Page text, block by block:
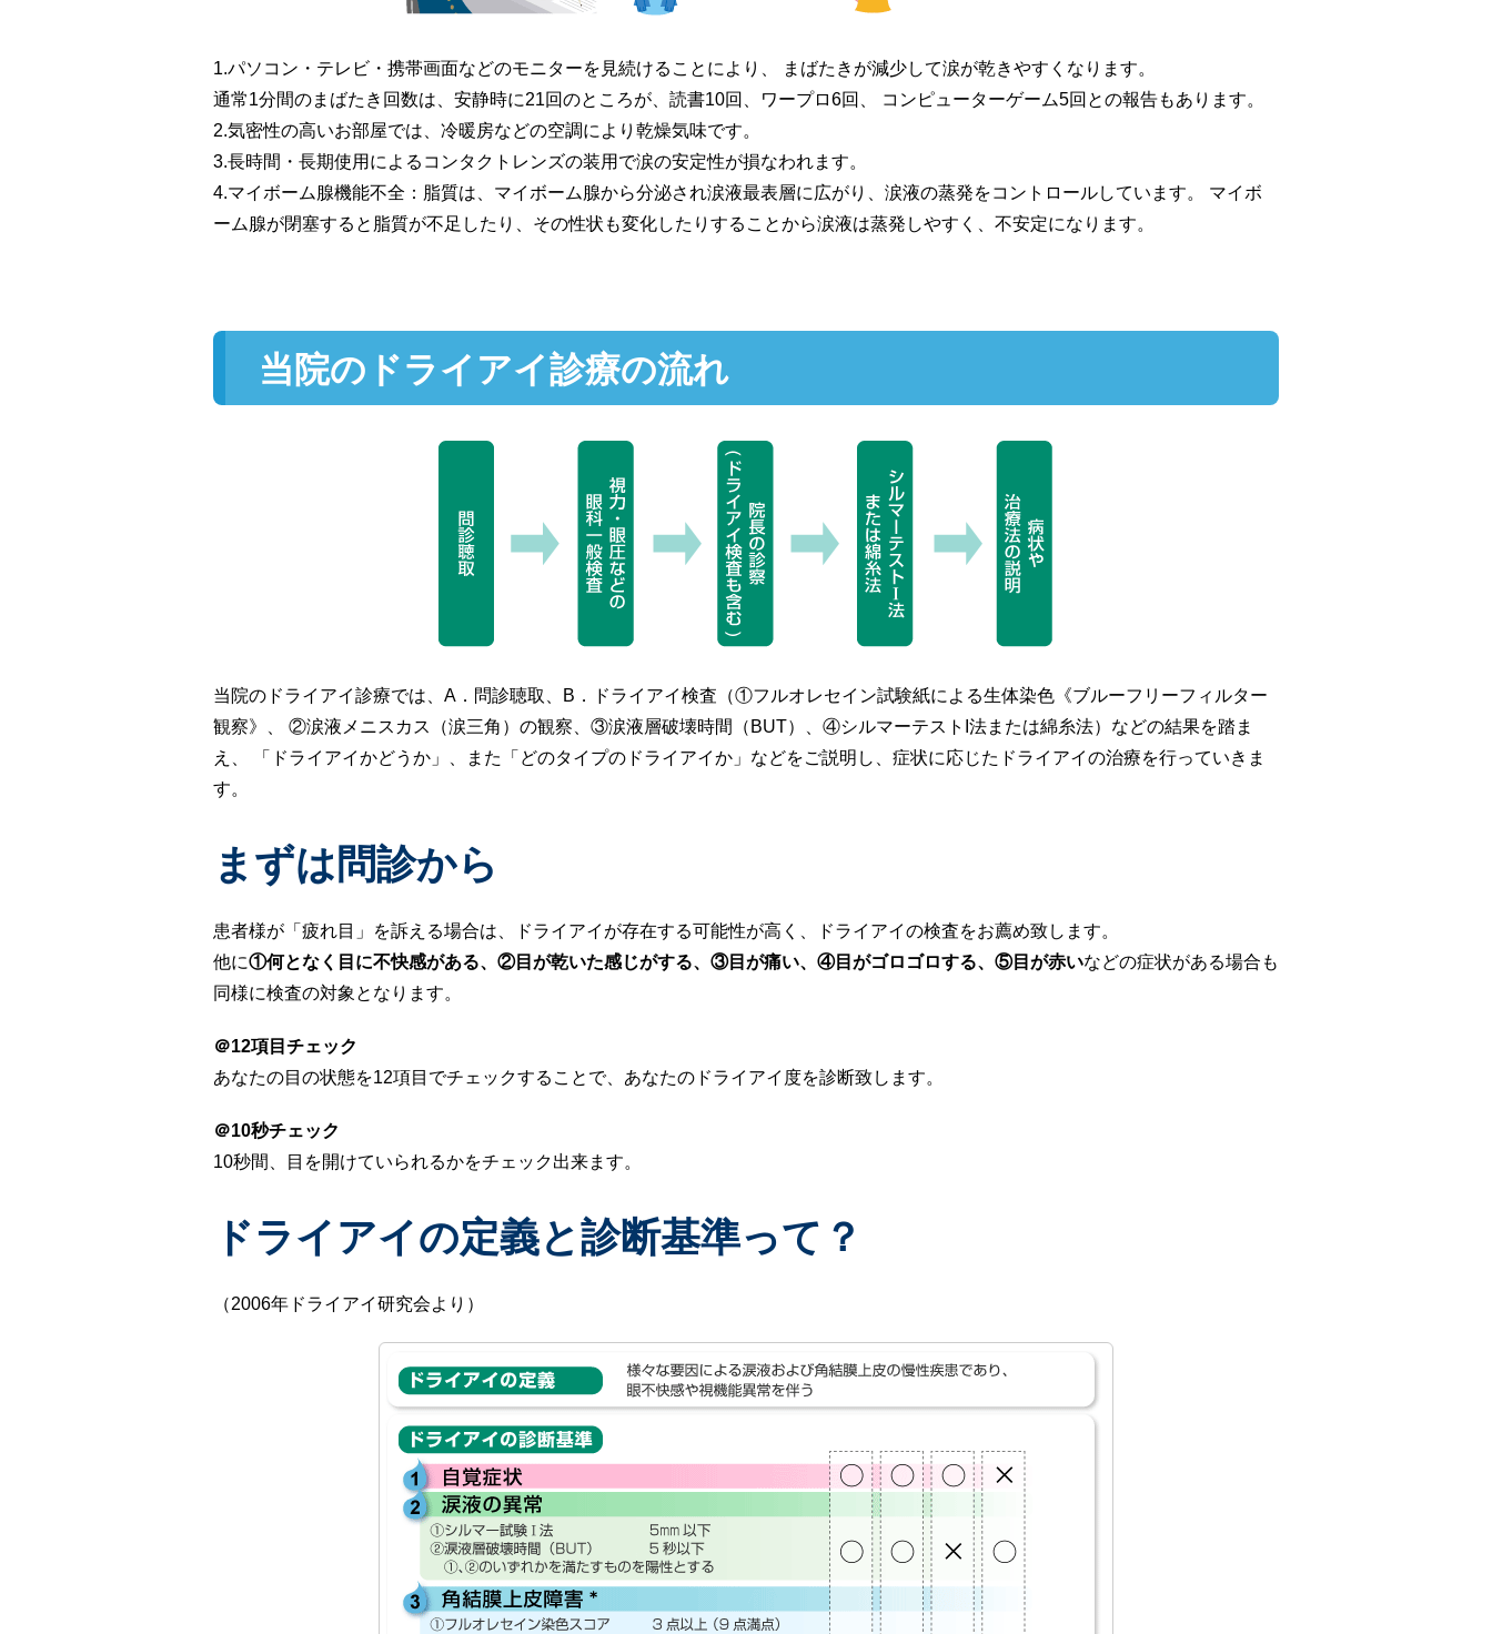
1.パソコン・テレビ・携帯画面などのモニターを見続けることにより、 まばたきが減少して涙が乾きやすくなります。
通常1分間のまばたき回数は、安静時に21回のところが、読書10回、ワープロ6回、 コンピューターゲーム5回との報告もあります。
2.気密性の高いお部屋では、冷暖房などの空調により乾燥気味です。
3.長時間・長期使用によるコンタクトレンズの装用で涙の安定性が損なわれます。
4.マイボーム腺機能不全：脂質は、マイボーム腺から分泌され涙液最表層に広がり、涙液の蒸発をコントロールしています。 マイボ
ーム腺が閉塞すると脂質が不足したり、その性状も変化したりすることから涙液は蒸発しやすく、不安定になります。
当院のドライアイ診療の流れ
当院のドライアイ診療では、A．問診聴取、B．ドライアイ検査（①フルオレセイン試験紙による生体染色《ブルーフリーフィルター
観察》、 ②涙液メニスカス（涙三角）の観察、③涙液層破壊時間（BUT）、④シルマーテストI法または綿糸法）などの結果を踏ま
え、 「ドライアイかどうか」、また「どのタイプのドライアイか」などをご説明し、症状に応じたドライアイの治療を行っていきま
す。
まずは問診から
患者様が「疲れ目」を訴える場合は、ドライアイが存在する可能性が高く、ドライアイの検査をお薦め致します。
他に①何となく目に不快感がある、②目が乾いた感じがする、③目が痛い、④目がゴロゴロする、⑤目が赤いなどの症状がある場合も
同様に検査の対象となります。
＠12項目チェック
あなたの目の状態を12項目でチェックすることで、あなたのドライアイ度を診断致します。
＠10秒チェック
10秒間、目を開けていられるかをチェック出来ます。
ドライアイの定義と診断基準って？
（2006年ドライアイ研究会より）